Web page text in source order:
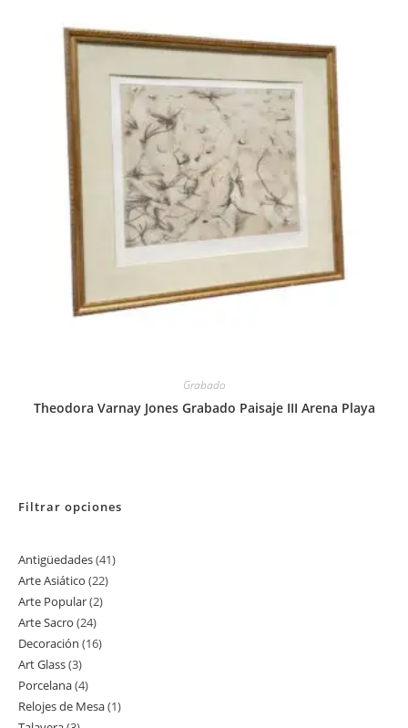
Grabado
Theodora Varnay Jones Grabado Paisaje III Arena Playa
Filtrar opciones
Antigüedades 4141
Arte Asiático 2222
Arte Popular 22
Arte Sacro 2424
productos
Decoración 1616
Art Glass 33
productos
Porcelana 44
productos
Relojes de Mesa 11